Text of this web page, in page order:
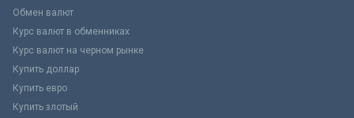
Обмен валют
Курс валют в обменниках
Курс валют на черном рынке
Купить доллар
Купить евро
Купить злотый